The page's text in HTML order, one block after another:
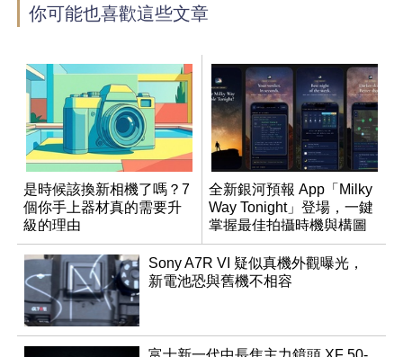
你可能也喜歡這些文章
是時候該換新相機了嗎？7
個你手上器材真的需要升
級的理由
全新銀河預報 App「Milky
Way Tonight」登場，一鍵
掌握最佳拍攝時機與構圖
Sony A7R VI 疑似真機外觀曝光，
新電池恐與舊機不相容